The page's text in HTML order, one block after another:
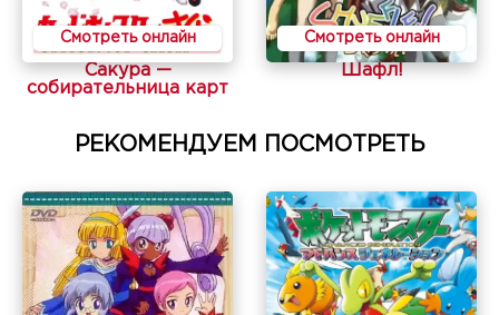
Смотреть онлайн
Сакура —
собирательница карт
Смотреть онлайн
Шафл!
РЕКОМЕНДУЕМ ПОСМОТРЕТЬ